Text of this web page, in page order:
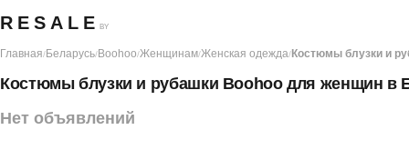
RESALE BY
Главная/Беларусь/Boohoo/Женщинам/Женская одежда/Костюмы блузки и
Костюмы блузки и рубашки Boohoo для женщин в
Нет объявлений